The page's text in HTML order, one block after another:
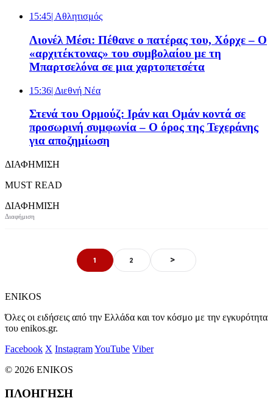
15:45| Αθλητισμός
Λιονέλ Μέσι: Πέθανε ο πατέρας του, Χόρχε – Ο
«αρχιτέκτονας» του συμβολαίου με τη
Μπαρτσελόνα σε μια χαρτοπετσέτα
15:36| Διεθνή Νέα
Στενά του Ορμούζ: Ιράν και Ομάν κοντά σε
προσωρινή συμφωνία – Ο όρος της Τεχεράνης
για αποζημίωση
ΔΙΑΦΗΜΙΣΗ
MUST READ
ΔΙΑΦΗΜΙΣΗ
1 2 >
ENIKOS
Όλες οι ειδήσεις από την Ελλάδα και τον κόσμο με την εγκυρότητα
του enikos.gr.
Facebook X InstagramYouTube Viber
© 2026 ENIKOS
ΠΛΟΗΓΗΣΗ